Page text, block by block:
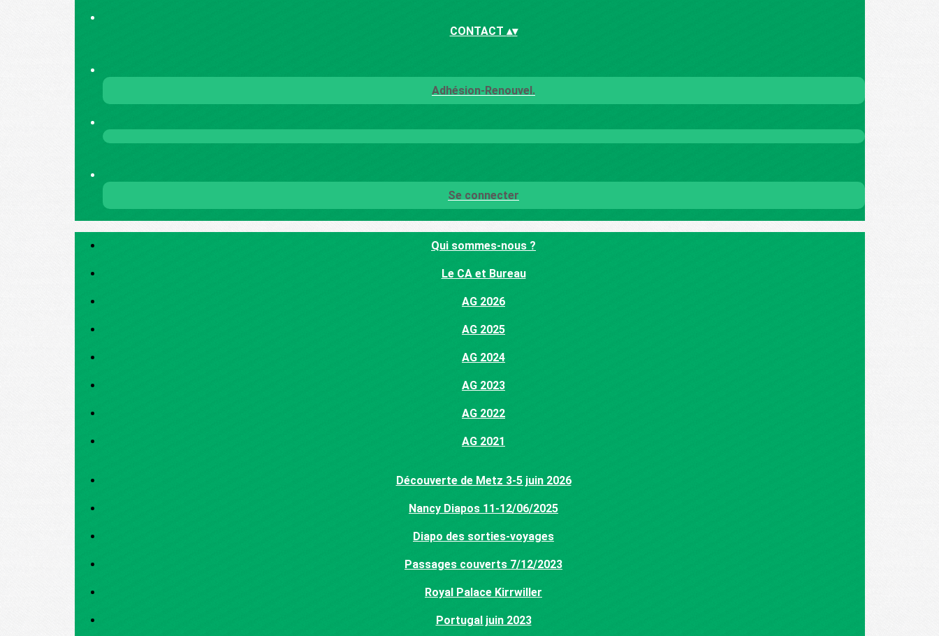
CONTACT ▴▾
Adhésion-Renouvel.
Se connecter
Qui sommes-nous ?
Le CA et Bureau
AG 2026
AG 2025
AG 2024
AG 2023
AG 2022
AG 2021
Découverte de Metz 3-5 juin 2026
Nancy Diapos 11-12/06/2025
Diapo des sorties-voyages
Passages couverts 7/12/2023
Royal Palace Kirrwiller
Portugal juin 2023